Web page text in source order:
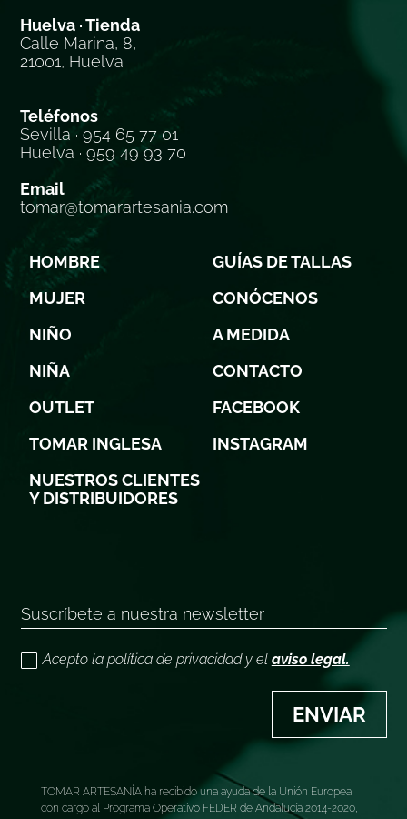
Huelva · Tienda
Calle Marina, 8,
21001, Huelva
Teléfonos
Sevilla · 954 65 77 01
Huelva · 959 49 93 70
Email
tomar@tomarartesania.com
HOMBRE
MUJER
NIÑO
NIÑA
OUTLET
TOMAR INGLESA
NUESTROS CLIENTES
Y DISTRIBUIDORES
GUÍAS DE TALLAS
CONÓCENOS
A MEDIDA
CONTACTO
FACEBOOK
INSTAGRAM
Acepto la política de privacidad y el aviso legal.
ENVIAR
TOMAR ARTESANÍA ha recibido una ayuda de la Unión Europea
con cargo al Programa Operativo FEDER de Andalucía 2014-2020,